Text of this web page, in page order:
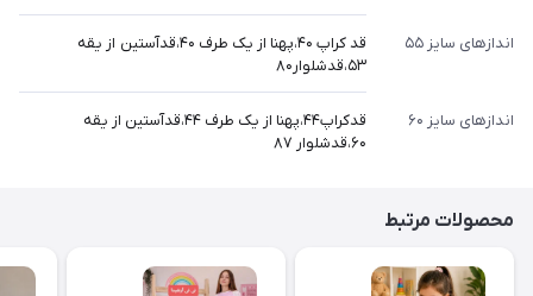
اندازهای سایز ۵۵
قد کراپ ۴۰،پهنا از یک طرف ۴۰،قدآستین از یقه
۵۳،قدشلوار۸۰
اندازهای سایز ۶۰
قدکراپ۴۴،پهنا از یک طرف ۴۴،قدآستین از یقه
۶۰،قدشلوار ۸۷
محصولات مرتبط